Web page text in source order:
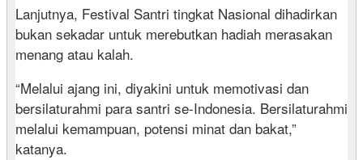
Lanjutnya, Festival Santri tingkat Nasional dihadirkan
bukan sekadar untuk merebutkan hadiah merasakan
menang atau kalah.
“Melalui ajang ini, diyakini untuk memotivasi dan
bersilaturahmi para santri se-Indonesia. Bersilaturahmi
melalui kemampuan, potensi minat dan bakat,”
katanya.